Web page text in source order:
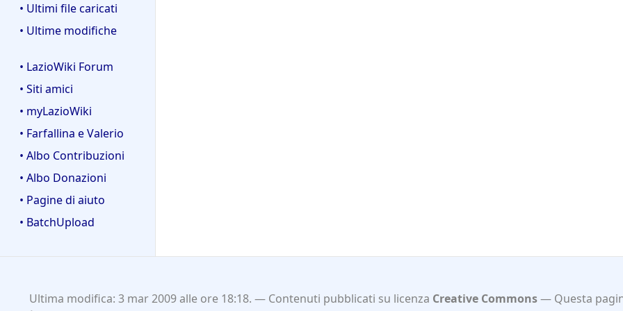
• Ultimi file caricati
• Ultime modifiche
• LazioWiki Forum
• Siti amici
• myLazioWiki
• Farfallina e Valerio
• Albo Contribuzioni
• Albo Donazioni
• Pagine di aiuto
• BatchUpload
Ultima modifica: 3 mar 2009 alle ore 18:18. Contenuti pubblicati su licenza Creative Commons
Questa